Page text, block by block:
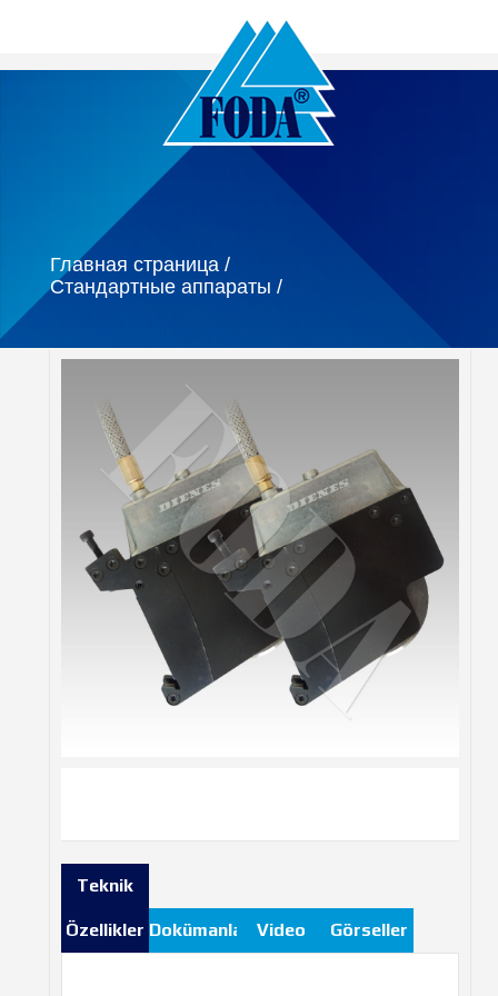
Главная страница /
Стандартные аппараты /
Teknik
Özellikler Dokümanlar Video Görseller